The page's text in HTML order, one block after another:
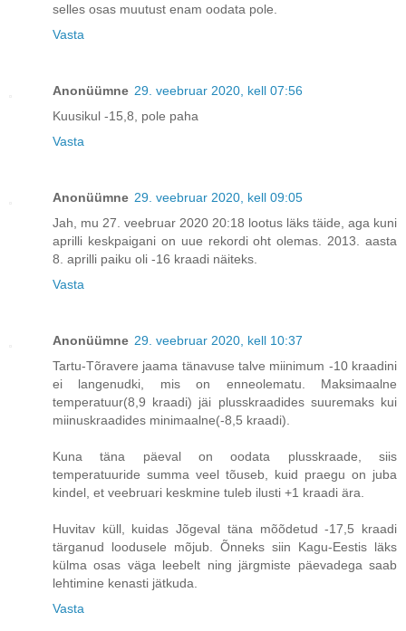
selles osas muutust enam oodata pole.
Vasta
Anonüümne 29. veebruar 2020, kell 07:56
Kuusikul -15,8, pole paha
Vasta
Anonüümne 29. veebruar 2020, kell 09:05
Jah, mu 27. veebruar 2020 20:18 lootus läks täide, aga kuni
aprilli keskpaigani on uue rekordi oht olemas. 2013. aasta
8. aprilli paiku oli -16 kraadi näiteks.
Vasta
Anonüümne 29. veebruar 2020, kell 10:37
Tartu-Tõravere jaama tänavuse talve miinimum -10 kraadini
ei langenudki, mis on enneolematu. Maksimaalne
temperatuur(8,9 kraadi) jäi plusskraadides suuremaks kui
miinuskraadides minimaalne(-8,5 kraadi).
Kuna täna päeval on oodata plusskraade, siis
temperatuuride summa veel tõuseb, kuid praegu on juba
kindel, et veebruari keskmine tuleb ilusti +1 kraadi ära.
Huvitav küll, kuidas Jõgeval täna mõõdetud -17,5 kraadi
tärganud loodusele mõjub. Õnneks siin Kagu-Eestis läks
külma osas väga leebelt ning järgmiste päevadega saab
lehtimine kenasti jätkuda.
Vasta